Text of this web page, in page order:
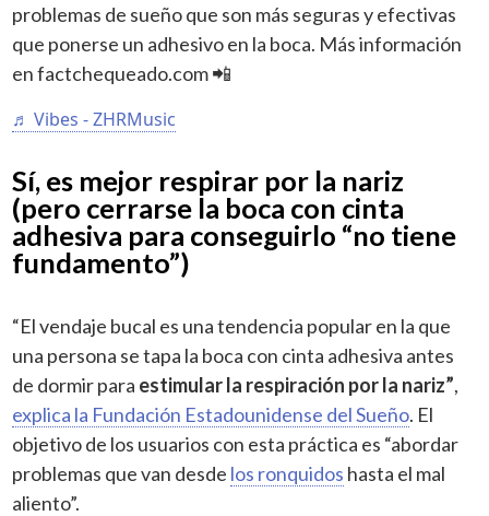
problemas de sueño que son más seguras y efectivas
que ponerse un adhesivo en la boca. Más información
en factchequeado.com 📲
♬ Vibes - ZHRMusic
Sí, es mejor respirar por la nariz
(pero cerrarse la boca con cinta
adhesiva para conseguirlo “no tiene
fundamento”)
“El vendaje bucal es una tendencia popular en la que
una persona se tapa la boca con cinta adhesiva antes
de dormir para estimular la respiración por la nariz”,
explica la Fundación Estadounidense del Sueño. El
objetivo de los usuarios con esta práctica es “abordar
problemas que van desde los ronquidos hasta el mal
aliento”.